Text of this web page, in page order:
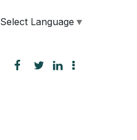
Select Language ▼